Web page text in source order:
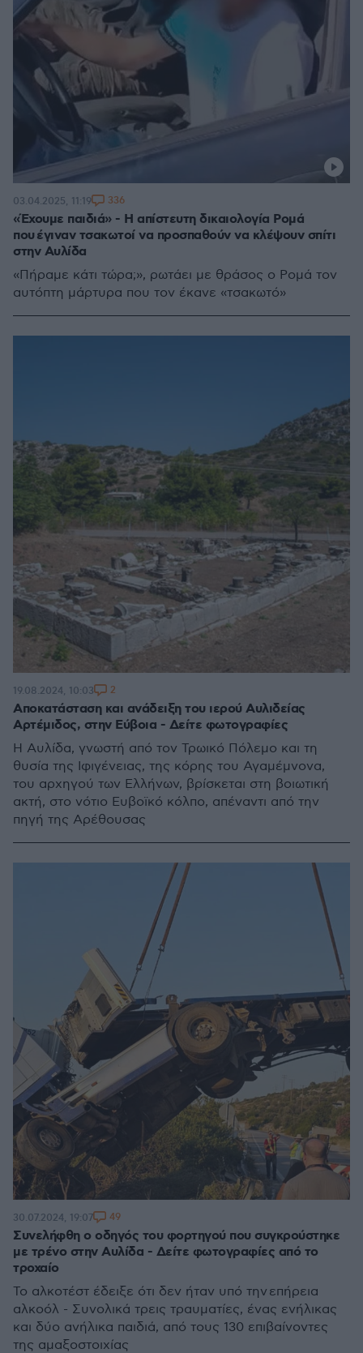
«Έχουμε παιδιά» - Η απίστευτη δικαιολογία Ρομά
που έγιναν τσακωτοί να προσπαθούν να κλέψουν σπίτι
στην Αυλίδα
«Πήραμε κάτι τώρα;», ρωτάει με θράσος ο Ρομά τον
αυτόπτη μάρτυρα που τον έκανε «τσακωτό»
03.04.2025, 11:19 336
Αποκατάσταση και ανάδειξη του ιερού Αυλιδείας
Αρτέμιδος, στην Εύβοια - Δείτε φωτογραφίες
Η Αυλίδα, γνωστή από τον Τρωικό Πόλεμο και τη
θυσία της Ιφιγένειας, της κόρης του Αγαμέμνονα,
του αρχηγού των Ελλήνων, βρίσκεται στη βοιωτική
ακτή, στο νότιο Ευβοϊκό κόλπο, απέναντι από την
πηγή της Αρέθουσας
19.08.2024, 10:03 2
Συνελήφθη ο οδηγός του φορτηγού που συγκρούστηκε
με τρένο στην Αυλίδα - Δείτε φωτογραφίες από το
τροχαίο
Το αλκοτέστ έδειξε ότι δεν ήταν υπό την επήρεια
αλκοόλ - Συνολικά τρεις τραυματίες, ένας ενήλικας
και δύο ανήλικα παιδιά, από τους 130 επιβαίνοντες
της αμαξοστοιχίας
30.07.2024, 19:07 49